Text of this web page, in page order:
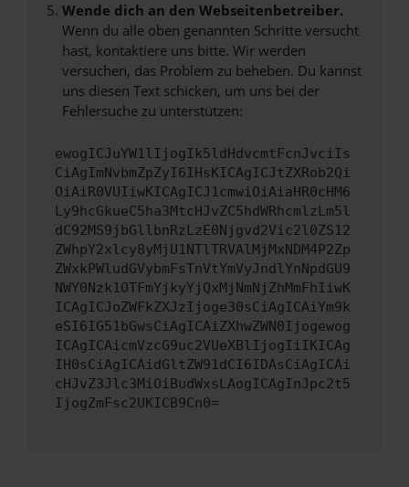
Wende dich an den Webseitenbetreiber.
Wenn du alle oben genannten Schritte versucht
hast, kontaktiere uns bitte. Wir werden
versuchen, das Problem zu beheben. Du kannst
uns diesen Text schicken, um uns bei der
Fehlersuche zu unterstützen:
ewogICJuYW1lIjogIk5ldHdvcmtFcnJvciIs
CiAgImNvbmZpZyI6IHsKICAgICJtZXRob2Qi
OiAiR0VUIiwKICAgICJ1cmwiOiAiaHR0cHM6
Ly9hcGkueC5ha3MtcHJvZC5hdWRhcmlzLm5l
dC92MS9jbGllbnRzLzE0Njgvd2Vic2l0ZS12
ZWhpY2xlcy8yMjU1NTlTRVAlMjMxNDM4P2Zp
ZWxkPWludGVybmFsTnVtYmVyJndlYnNpdGU9
NWY0Nzk1OTFmYjkyYjQxMjNmNjZhMmFhIiwK
ICAgICJoZWFkZXJzIjoge30sCiAgICAiYm9k
eSI6IG51bGwsCiAgICAiZXhwZWN0Ijogewog
ICAgICAicmVzcG9uc2VUeXBlIjogIiIKICAg
IH0sCiAgICAidGltZW91dCI6IDAsCiAgICAi
cHJvZ3Jlc3MiOiBudWxsLAogICAgInJpc2t5
IjogZmFsc2UKICB9Cn0=